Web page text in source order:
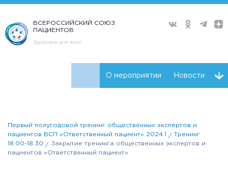
ВСЕРОССИЙСКИЙ СОЮЗ
ПАЦИЕНТОВ
Здоровье для всех
О мероприятии Новости
Плейлист
Первый полугодовой тренинг общественных экспертов и
пациентов ВСП «Ответственный пациент» 2024.1
Тренинг
18.00-18.30
Закрытие тренинга общественных экспертов и
пациентов «Ответственный пациент»